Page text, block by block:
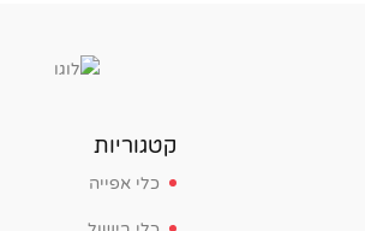
קטגוריות
כלי אפייה